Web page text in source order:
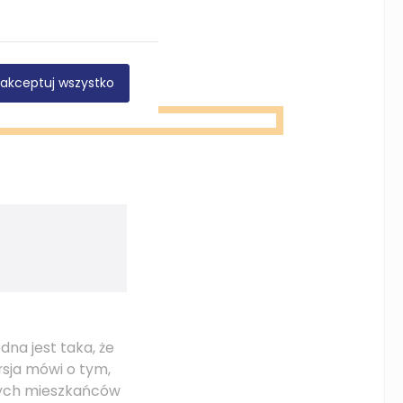
jest taka, że
mówi o tym,
mieszkańców
wszystko